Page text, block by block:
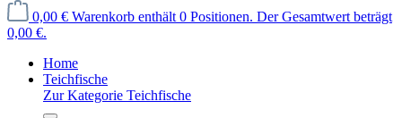
0,00 € Warenkorb enthält 0 Positionen. Der Gesamtwert beträgt
0,00 €.
Home
Teichfische
Zur Kategorie Teichfische